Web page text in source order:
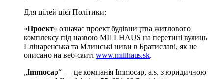
Для цілей цієї Політики:
«Проект» означає проект будівництва житлового
комплексу під назвою MILLHAUS на перетині вулиць
Плінаренська та Млинські ниви в Братиславі, як це
описано на веб-сайті www.millhaus.sk.
„Immocap“ — це компанія Immocap, a.s. з юридичною